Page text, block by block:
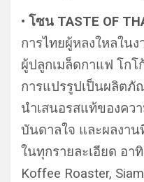
• โซน TASTE OF
การไทยผู้หลงใหลใน
ผู้ปลูกเมล็ดกาแฟ โกโ
การแปรรูปเป็นผลิตภั
นำเสนอรสแท้ของควา
บันดาลใจ และผลงา
ในทุกรายละเอียด อาทิ
Koffee Roaster,